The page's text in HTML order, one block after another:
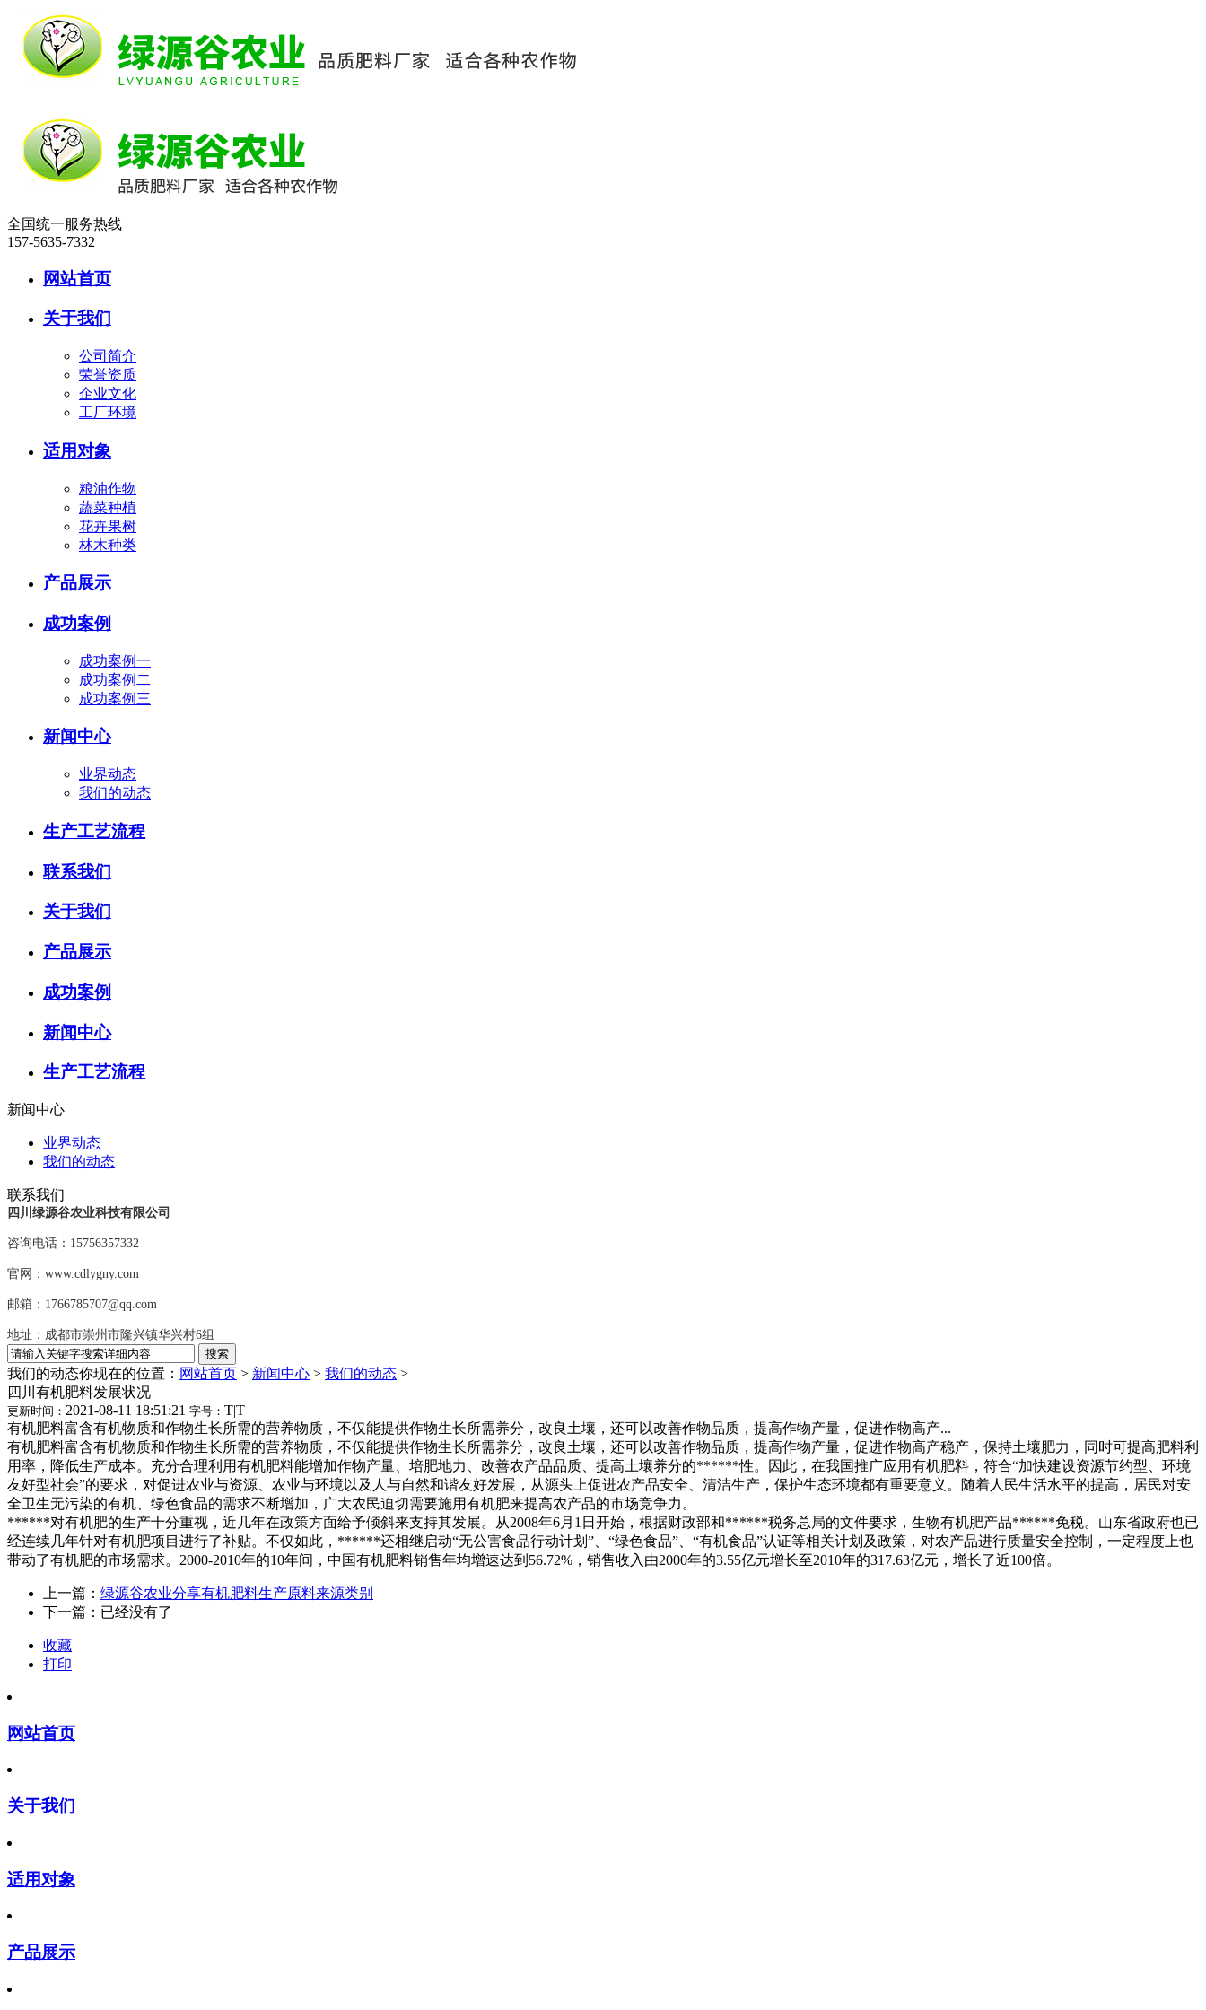
全国统一服务热线
157-5635-7332
网站首页
关于我们
公司简介
荣誉资质
企业文化
工厂环境
适用对象
粮油作物
蔬菜种植
花卉果树
林木种类
产品展示
成功案例
成功案例一
成功案例二
成功案例三
新闻中心
业界动态
我们的动态
生产工艺流程
联系我们
关于我们
产品展示
成功案例
新闻中心
生产工艺流程
新闻中心
业界动态
我们的动态
联系我们
四川绿源谷农业科技有限公司
咨询电话：15756357332
官网：www.cdlygny.com
邮箱：1766785707@qq.com
地址：成都市崇州市隆兴镇华兴村6组
我们的动态你现在的位置： 网站首页 > 新闻中心 > 我们的动态 >
四川有机肥料发展状况
更新时间： 2021-08-11 18:51:21 字号： T|T
有机肥料富含有机物质和作物生长所需的营养物质，不仅能提供作物生长所需养分，改良土壤，还可以改善作物品质，提高作物产量，促进作物高产...
有机肥料富含有机物质和作物生长所需的营养物质，不仅能提供作物生长所需养分，改良土壤，还可以改善作物品质，提高作物产量，促进作物高产稳产，保持土壤肥力，同时可提高肥料利
用率，降低生产成本。充分合理利用有机肥料能增加作物产量、培肥地力、改善农产品品质、提高土壤养分的******性。因此，在我国推广应用有机肥料，符合“加快建设资源节约型、环境
友好型社会”的要求，对促进农业与资源、农业与环境以及人与自然和谐友好发展，从源头上促进农产品安全、清洁生产，保护生态环境都有重要意义。随着人民生活水平的提高，居民对安
全卫生无污染的有机、绿色食品的需求不断增加，广大农民迫切需要施用有机肥来提高农产品的市场竞争力。
******对有机肥的生产十分重视，近几年在政策方面给予倾斜来支持其发展。从2008年6月1日开始，根据财政部和******税务总局的文件要求，生物有机肥产品******免税。山东省政府也已
经连续几年针对有机肥项目进行了补贴。不仅如此，******还相继启动“无公害食品行动计划”、“绿色食品”、“有机食品”认证等相关计划及政策，对农产品进行质量安全控制，一定程度上也
带动了有机肥的市场需求。2000-2010年的10年间，中国有机肥料销售年均增速达到56.72%，销售收入由2000年的3.55亿元增长至2010年的317.63亿元，增长了近100倍。
上一篇： 绿源谷农业分享有机肥料生产原料来源类别
下一篇：已经没有了
收藏
打印
网站首页
关于我们
适用对象
产品展示